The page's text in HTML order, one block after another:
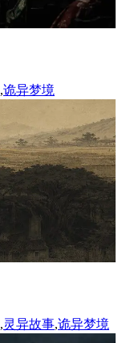
,诡异梦境
,灵异故事,诡异梦境